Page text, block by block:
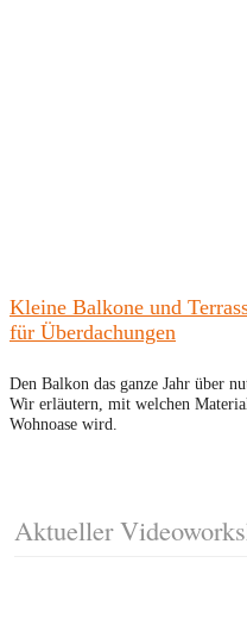
Kleine Balkone und
für Überdachungen
Den Balkon das ganze Jahr über
Wir erläutern, mit welchen
Wohnoase wird.
Aktueller